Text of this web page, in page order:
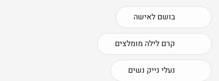
בושם לאישה
קרם לילה מומלצים
נעלי נייק נשים